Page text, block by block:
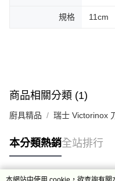
規格 11cm
商品相關分類 (1)
廚具精品 瑞士 Victorinox
本分類熱銷全站排行